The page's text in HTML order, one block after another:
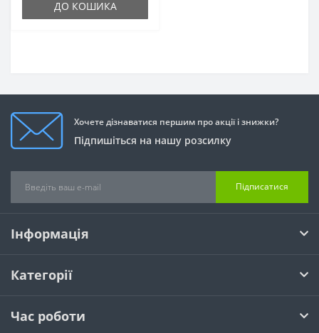
ДО КОШИКА
Хочете дізнаватися першим про акції і знижки?
Підпишіться на нашу розсилку
Підписатися
Інформація
Категорії
Час роботи